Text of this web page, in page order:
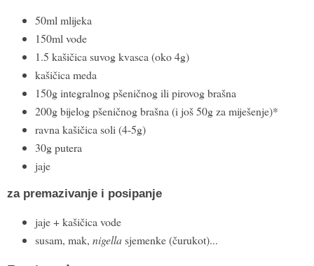
50ml mlijeka
150ml vode
1.5 kašičica suvog kvasca (oko 4g)
kašičica meda
150g integralnog pšeničnog ili pirovog brašna
200g bijelog pšeničnog brašna (i još 50g za miješenje)*
ravna kašičica soli (4-5g)
30g putera
jaje
za premazivanje i posipanje
jaje + kašičica vode
susam, mak, nigellasjemenke (čurukot)...